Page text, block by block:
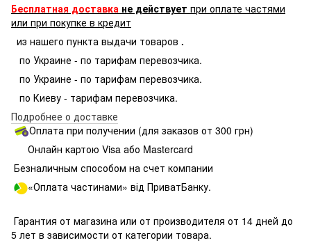
Бесплатная доставка не действует при оплате частями
или при покупке в кредит
из нашего пункта выдачи товаров .
по Украине - по тарифам перевозчика.
по Украине - по тарифам перевозчика.
по Киеву - тарифам перевозчика.
Подробнее о доставке
Оплата при получении (для заказов от 300 грн)
Онлайн картою Visa або Mastercard
Безналичным способом на счет компании
«Оплата частинами» від ПриватБанку.
Гарантия от магазина или от производителя от 14 дней до
5 лет в зависимости от категории товара.